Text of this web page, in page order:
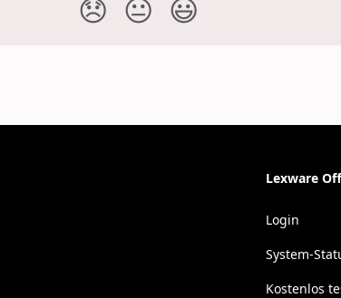
😞 😐 😃
Lexware
Login
System-
Kostenlos